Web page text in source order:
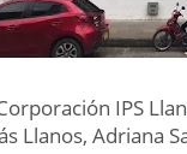
IPS
Llanos, Adriana